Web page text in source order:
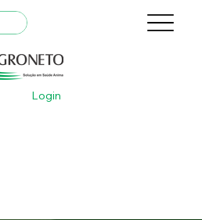
Login